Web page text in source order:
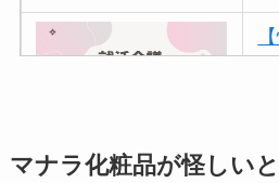
マナラ化粧品が怪しい